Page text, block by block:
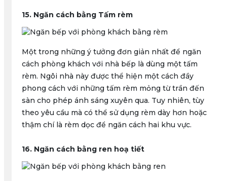
15. Ngăn cách bằng Tấm rèm
Một trong những ý tưởng đơn giản nhất để ngăn
cách phòng khách với nhà bếp là dùng một tấm
rèm. Ngôi nhà này được thể hiện một cách đầy
phong cách với những tấm rèm mỏng từ trần đến
sàn cho phép ánh sáng xuyên qua. Tuy nhiên, tùy
theo yêu cầu mà có thể sử dụng rèm dày hơn hoặc
thậm chí là rèm dọc để ngăn cách hai khu vực.
16. Ngăn cách bằng ren hoạ tiết